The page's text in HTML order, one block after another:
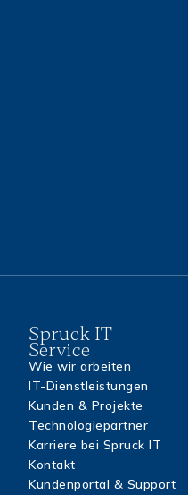
Spruck IT
Service
Wie wir arbeiten
IT-Dienstleistungen
Kunden & Projekte
Technologiepartner
Karriere bei Spruck IT
Kontakt
Kundenportal & Support